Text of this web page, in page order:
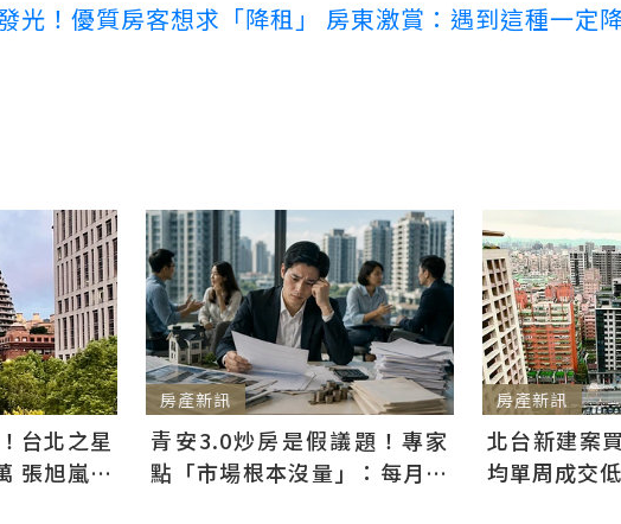
光！優質房客想求「降租」 房東激賞：遇到這種一定
台北之星
張旭嵐：
房產新訊
青安3.0炒房是假議題！專家
點「市場根本沒量」：每月多
房產新訊
北台新建案
均單周成交